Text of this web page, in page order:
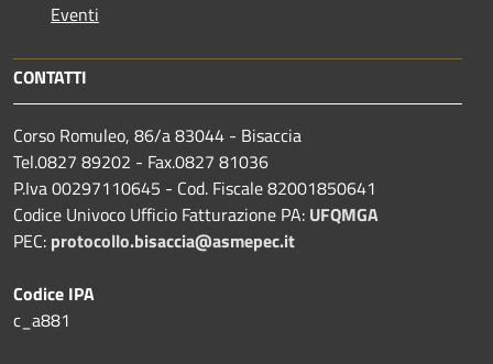
Eventi
CONTATTI
Corso Romuleo, 86/a 83044 - Bisaccia
Tel.0827 89202 - Fax.0827 81036
P.Iva 00297110645 - Cod. Fiscale 82001850641
Codice Univoco Ufficio Fatturazione PA: UFQMGA
PEC: protocollo.bisaccia@asmepec.it
Codice IPA
c_a881